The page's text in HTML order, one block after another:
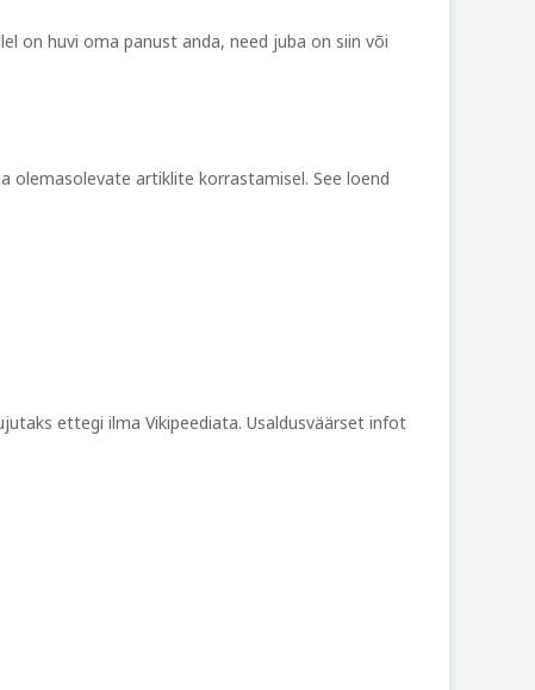
on huvi oma panust anda, need juba on siin või
olemasolevate artiklite korrastamisel. See loend
ettegi ilma Vikipeediata. Usaldusväärset infot